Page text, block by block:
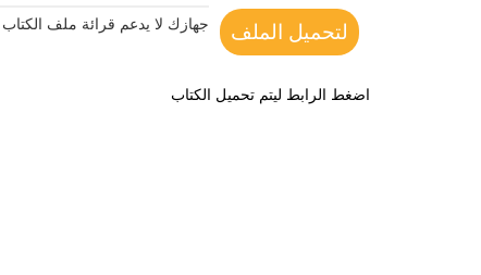
لتحميل الملف جهازك لا يدعم قرائة ملف الكتاب
اضغط الرابط ليتم تحميل الكتاب